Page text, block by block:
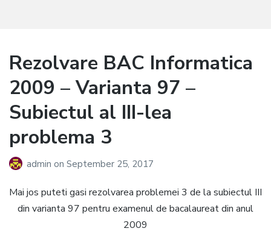
Rezolvare BAC Informatica
2009 – Varianta 97 –
Subiectul al III-lea
problema 3
admin on September 25, 2017
Mai jos puteti gasi rezolvarea problemei 3 de la subiectul III
din varianta 97 pentru examenul de bacalaureat din anul
2009